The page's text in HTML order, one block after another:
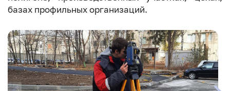
базах профильных организаций.